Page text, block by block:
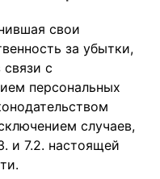
свои
за убытки,
с
персональных
случаев,
и 7.2. настоящей